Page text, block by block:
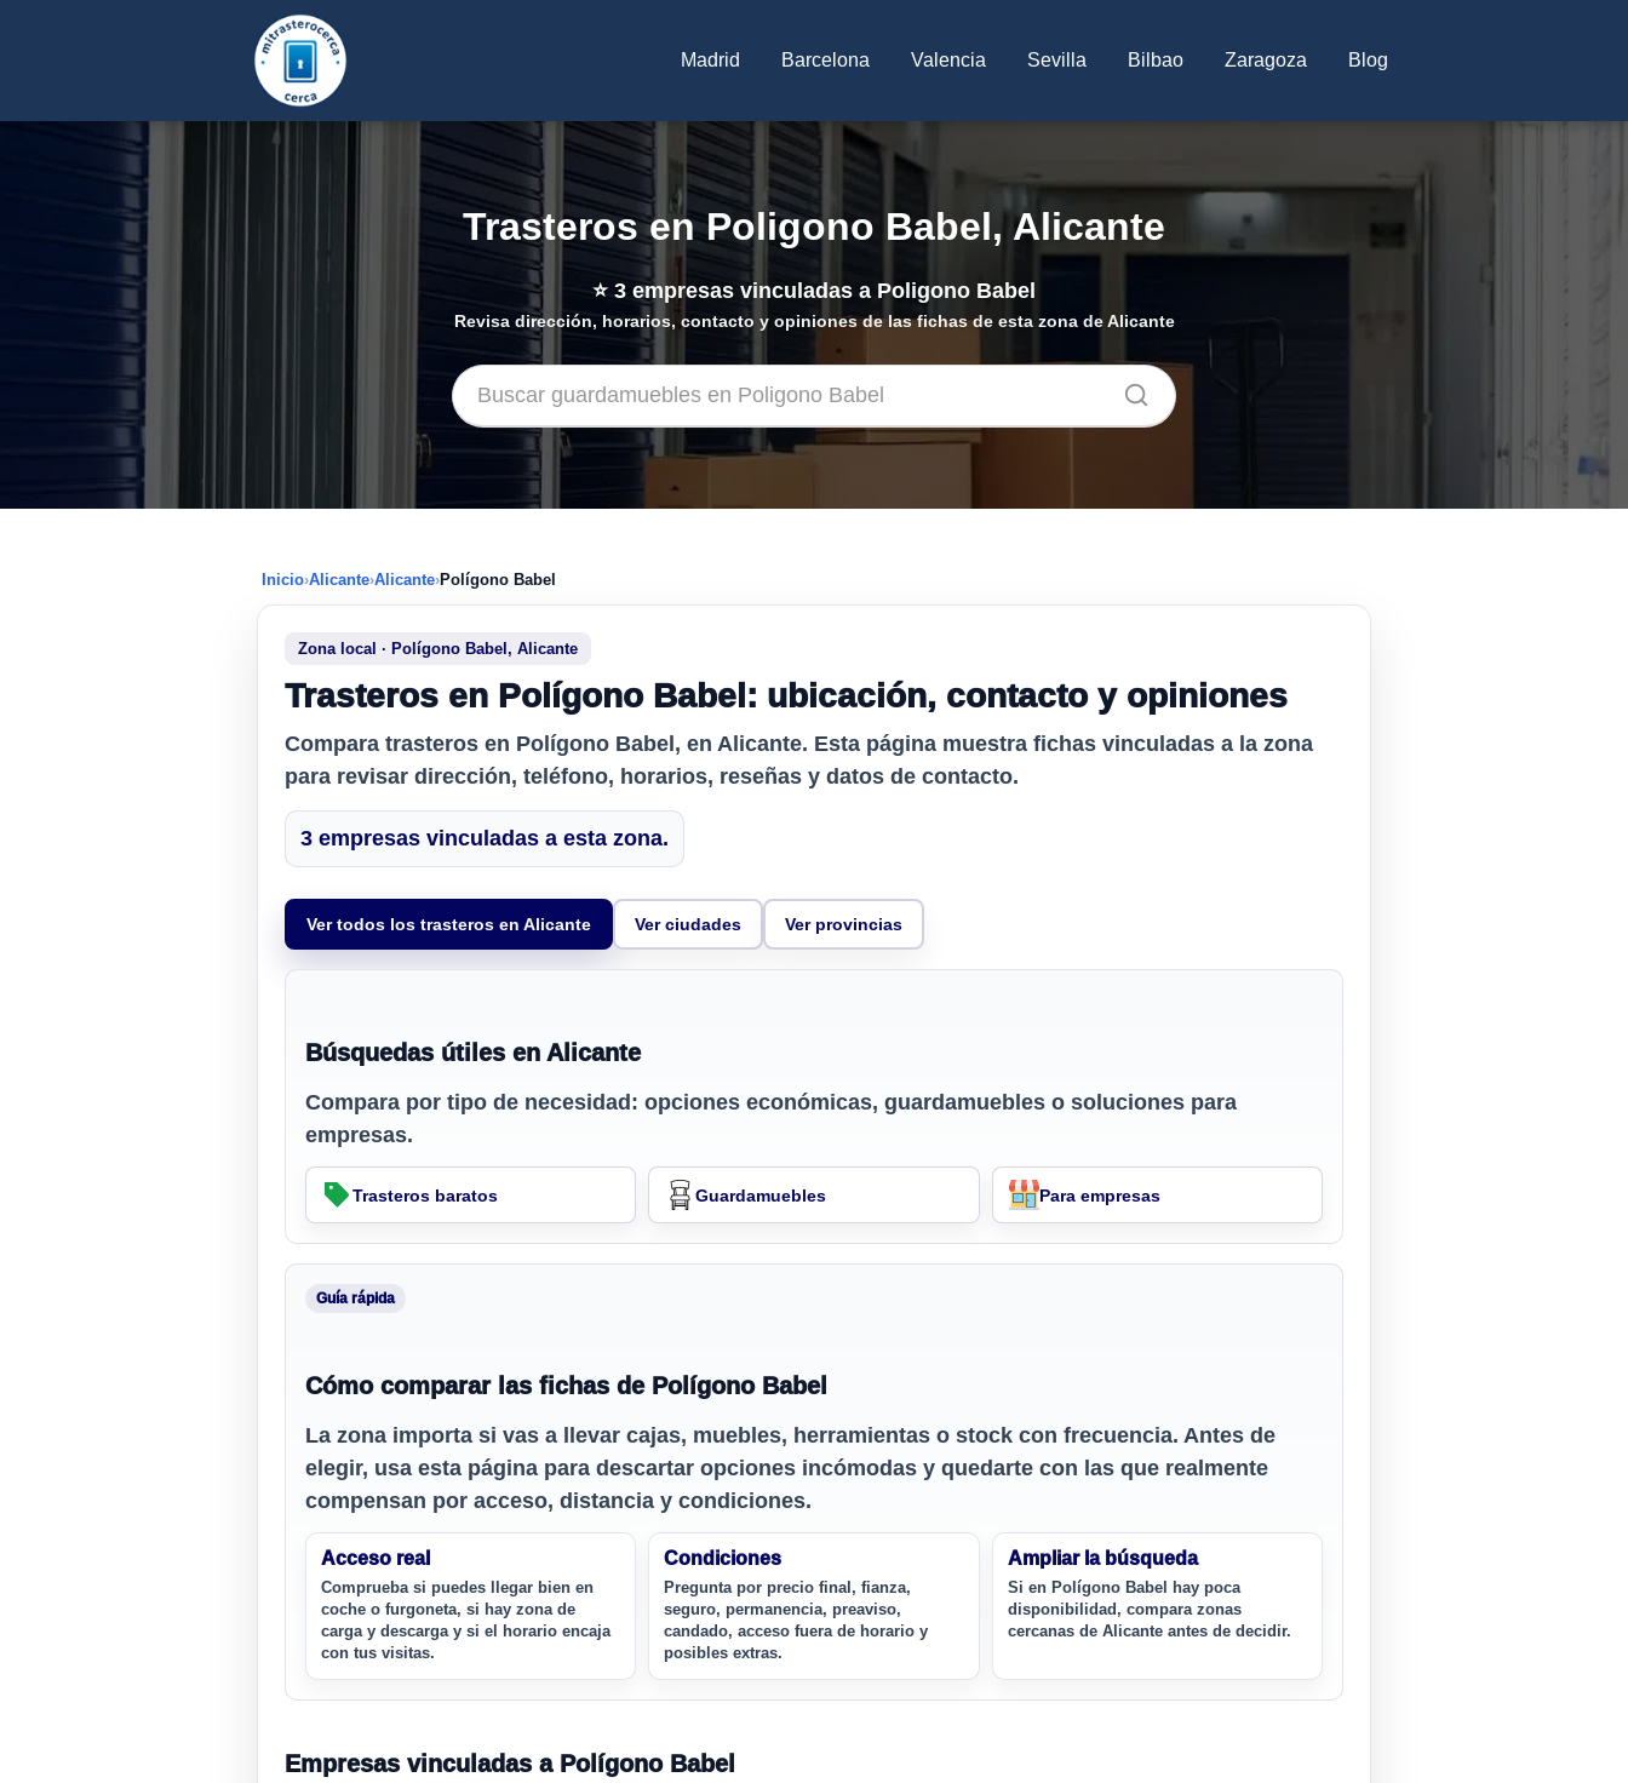
Madrid Barcelona Valencia Sevilla Bilbao Zaragoza Blog
Trasteros en Poligono Babel, Alicante
⭐ 3 empresas vinculadas a Poligono Babel
Revisa dirección, horarios, contacto y opiniones de las fichas de esta zona de Alicante
Inicio›Alicante›Alicante›Polígono Babel
Zona local · Polígono Babel, Alicante
Trasteros en Polígono Babel: ubicación, contacto y opiniones
Compara trasteros en Polígono Babel , en Alicante. Esta página muestra fichas vinculadas a la zona
para revisar dirección, teléfono, horarios, reseñas y datos de contacto.
3 empresas vinculadas a esta zona.
Ver todos los trasteros en Alicante Ver ciudades Ver provincias
Búsquedas útiles en Alicante
Compara por tipo de necesidad: opciones económicas, guardamuebles o soluciones para
empresas.
Trasteros baratos Guardamuebles Para empresas
Guía rápida
Cómo comparar las fichas de Polígono Babel
La zona importa si vas a llevar cajas, muebles, herramientas o stock con frecuencia. Antes de
elegir, usa esta página para descartar opciones incómodas y quedarte con las que realmente
compensan por acceso, distancia y condiciones.
Acceso real
Comprueba si puedes llegar bien en
coche o furgoneta, si hay zona de
carga y descarga y si el horario encaja
con tus visitas.
Condiciones
Pregunta por precio final, fianza,
seguro, permanencia, preaviso,
candado, acceso fuera de horario y
posibles extras.
Ampliar la búsqueda
Si en Polígono Babel hay poca
disponibilidad, compara zonas
cercanas de Alicante antes de decidir.
Empresas vinculadas a Polígono Babel